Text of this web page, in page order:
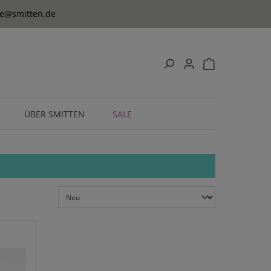
ÜBER SMITTEN SALE